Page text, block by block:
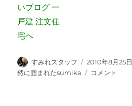
投
稿
すみれスタッフ
投
稿
2010年8月25日
然に囲まれたsumika
間
コメント